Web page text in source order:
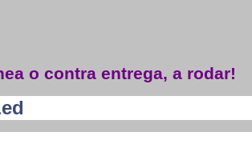
o contra entrega, a rodar!